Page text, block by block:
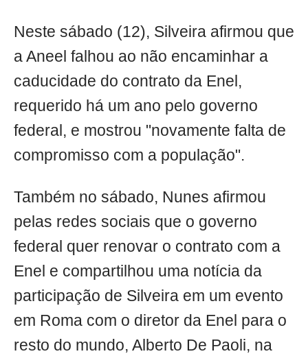
Neste sábado (12), Silveira afirmou que
a Aneel falhou ao não encaminhar a
caducidade do contrato da Enel,
requerido há um ano pelo governo
federal, e mostrou "novamente falta de
compromisso com a população".
Também no sábado, Nunes afirmou
pelas redes sociais que o governo
federal quer renovar o contrato com a
Enel e compartilhou uma notícia da
participação de Silveira em um evento
em Roma com o diretor da Enel para o
resto do mundo, Alberto De Paoli, na